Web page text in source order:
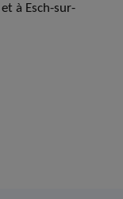
à Esch-sur-